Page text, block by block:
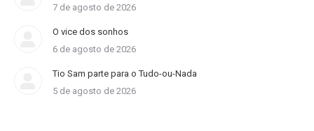
7 de agosto de 2026
O vice dos sonhos
6 de agosto de 2026
Tio Sam parte para o Tudo-ou-Nada
5 de agosto de 2026